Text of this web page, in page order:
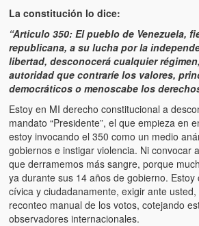
La constitución lo dice:
“Articulo 350: El pueblo de Venezuela,
republicana, a su lucha por la
libertad, desconocerá cualquier
autoridad que contraríe los valores,
democráticos o menoscabe los
Estoy en MI derecho constitucional a
mandato “Presidente”, el que empieza en
estoy invocando el 350 como un medio
gobiernos e instigar violencia. Ni convocar
que derramemos más sangre, porque
ya durante sus 14 años de gobierno. Estoy
cívica y ciudadanamente, exigir ante usted,
reconteo manual de los votos, cotejando
observadores internacionales.